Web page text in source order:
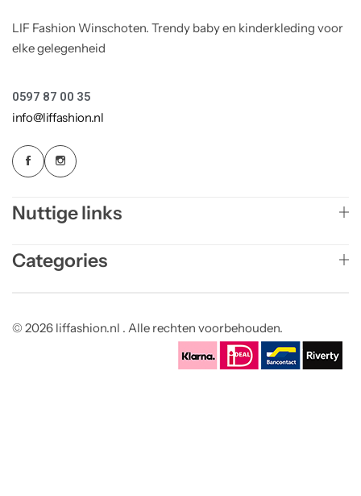
LIF Fashion Winschoten. Trendy baby en kinderkleding voor
elke gelegenheid
0597 87 00 35
info@liffashion.nl
Nuttige links
Categories
© 2026 liffashion.nl . Alle rechten voorbehouden.